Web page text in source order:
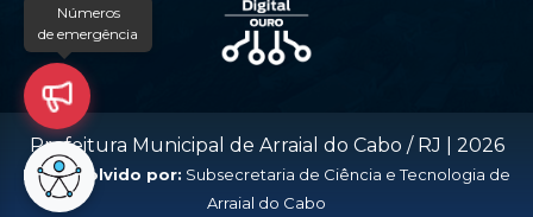
Números
de emergência
Prefeitura Municipal de Arraial do Cabo / RJ | 2026
Desenvolvido por: Subsecretaria de Ciência e Tecnologia de
Arraial do Cabo